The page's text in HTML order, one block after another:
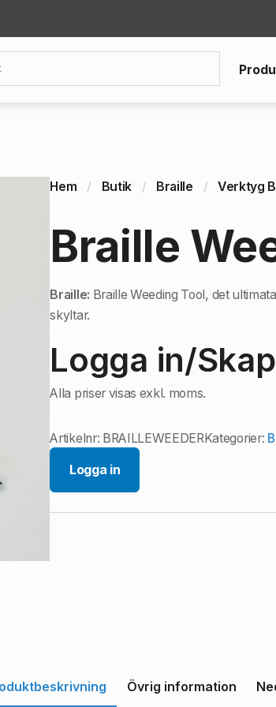
Hem Butik Braille Verktyg
Braille
Braille: Braille Weeding Tool, det
skyltar.
Logga in/
Alla priser visas exkl. moms.
Artikelnr: BRAILLEWEEDERKategorier:
Logga in
Övrig information